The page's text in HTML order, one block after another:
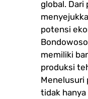
global. Dari
potensi
memiliki
produksi
Menelusuri
tidak